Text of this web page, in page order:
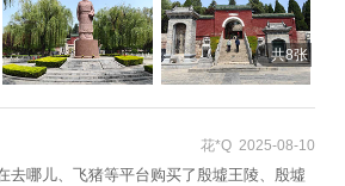
共8张
花*Q 2025-08-10
去哪儿、飞猪等平台购买了殷墟王陵、殷墟